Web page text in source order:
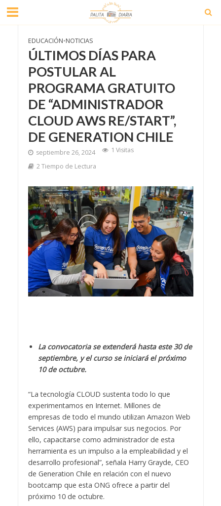
EDUCACIÓN•NOTICIAS
ÚLTIMOS DÍAS PARA
POSTULAR AL
PROGRAMA GRATUITO
DE “ADMINISTRADOR
CLOUD AWS RE/START”,
DE GENERATION CHILE
septiembre 26, 2024
1 Visitas
2 Tiempo de Lectura
La convocatoria se extenderá hasta este 30 de
septiembre, y el curso se iniciará el próximo
10 de octubre.
“La tecnología CLOUD sustenta todo lo que
experimentamos en Internet. Millones de
empresas de todo el mundo utilizan Amazon Web
Services (AWS) para impulsar sus negocios. Por
ello, capacitarse como administrador de esta
herramienta es un impulso a la empleabilidad y el
desarrollo profesional”, señala Harry Grayde, CEO
de Generation Chile en relación con el nuevo
bootcamp que esta ONG ofrece a partir del
próximo 10 de octubre.